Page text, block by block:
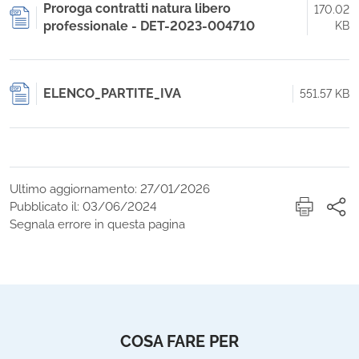
Proroga contratti natura libero
professionale - DET-2023-004710
170.02
KB
ELENCO_PARTITE_IVA 551.57 KB
Ultimo aggiornamento: 27/01/2026
Pubblicato il: 03/06/2024
Segnala errore in questa pagina
COSA FARE PER